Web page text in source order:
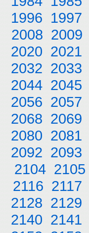
1996 1997
2008 2009
2020 2021
2032 2033
2044 2045
2056 2057
2068 2069
2080 2081
2092 2093
2104 2105
2116 2117
2128 2129
2140 2141